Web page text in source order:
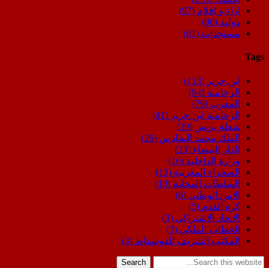
اراء و اقلام (97)
دولية (90)
مستجدات (61)
Tags
ابن جرير (113)
الرحامنة (94)
المغرب (79)
الرحامنة ابن جرير (41)
شعلة بريس (39)
الملك محمد السادس (26)
الدار البيضاء (23)
وزارة الداخلية (16)
الصحراء المغربية (13)
السلطات المحلية (10)
الامن الوطني (6)
كرة القدم (5)
الاتحاد الاشتراكي (3)
الخطاب الملكي (3)
المكتب الشريف للفوسفاط (3)
Search